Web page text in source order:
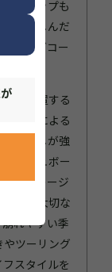
ショップも
を楽しんだ
ライブコー
に位置する
強風による
日差しが強
ッシュボー
ムガレージ
から大切な
れやすい季
ツーリング
スタイルを